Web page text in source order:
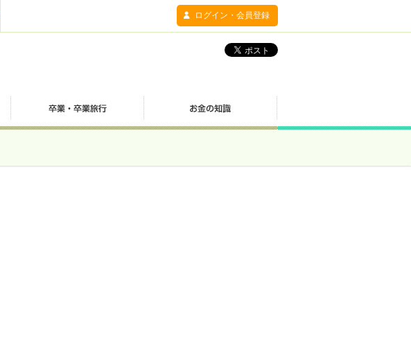
ログイン・会員登録